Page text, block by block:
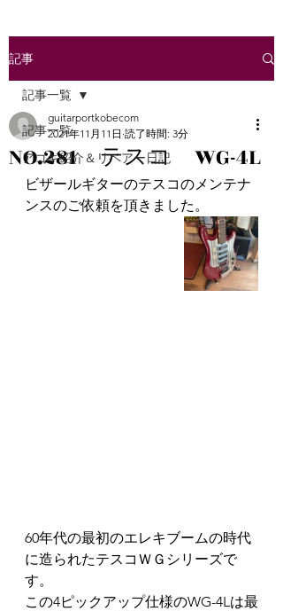
記事
記事一覧
アコギ紹介＆リペアー日記
記事一覧
NO.281 テスコ WG-4L
guitarportkobecom
2021年11月11日 読了時間: 3分
ビザールギターのテスコのメンテナ
ンスのご依頼を頂きました。
60年代の最初のエレキブームの時代
に造られたテスコＷＧシリーズで
す。
この4ピックアップ仕様のWG-4Lは最